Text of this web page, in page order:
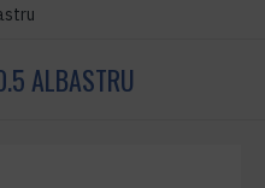
ALBASTRU